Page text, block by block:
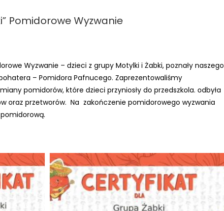
Pomidorowe Wyzwanie
Wyzwanie – dzieci z grupy Motylki i Żabki, poznały naszego
– Pomidora Pafnucego. Zaprezentowaliśmy
pomidorów, które dzieci przyniosły do przedszkola. odbyła
oraz przetworów. Na zakończenie pomidorowego wyzwania